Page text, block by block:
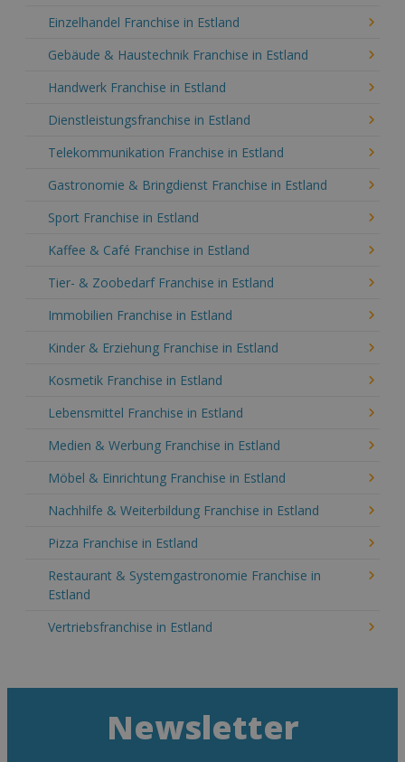
Einzelhandel Franchise in Estland
Gebäude & Haustechnik Franchise in Estland
Handwerk Franchise in Estland
Dienstleistungsfranchise in Estland
Telekommunikation Franchise in Estland
Gastronomie & Bringdienst Franchise in Estland
Sport Franchise in Estland
Kaffee & Café Franchise in Estland
Tier- & Zoobedarf Franchise in Estland
Immobilien Franchise in Estland
Kinder & Erziehung Franchise in Estland
Kosmetik Franchise in Estland
Lebensmittel Franchise in Estland
Medien & Werbung Franchise in Estland
Möbel & Einrichtung Franchise in Estland
Nachhilfe & Weiterbildung Franchise in Estland
Pizza Franchise in Estland
Restaurant & Systemgastronomie Franchise in
Estland
Vertriebsfranchise in Estland
Newsletter